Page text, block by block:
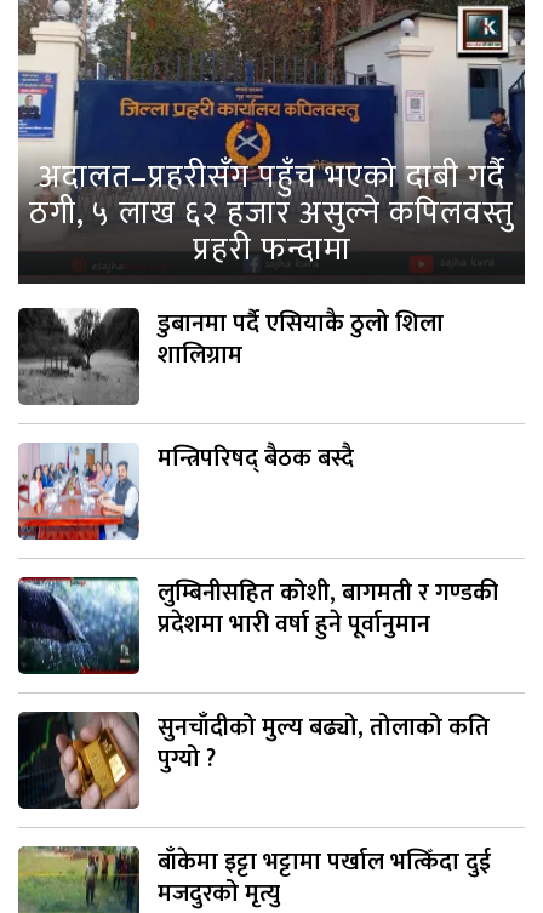
अदालत–प्रहरीसँग पहुँच भएको दाबी गर्दै
ठगी, ५ लाख ६२ हजार असुल्ने कपिलवस्तु
प्रहरी फन्दामा
डुबानमा पर्दै एसियाकै ठुलो शिला
शालिग्राम
मन्त्रिपरिषद् बैठक बस्दै
लुम्बिनीसहित कोशी, बागमती र गण्डकी
प्रदेशमा भारी वर्षा हुने पूर्वानुमान
सुनचाँदीको मुल्य बढ्यो, तोलाको कति
पुग्यो ?
बाँकेमा इट्टा भट्टामा पर्खाल भत्किँदा दुई
मजदुरको मृत्यु